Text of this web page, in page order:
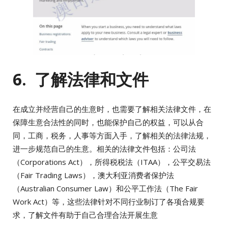
6. 了解法律和文件
在成立并经营自己的生意时，也需要了解相关法律文件，在
保障生意合法性的同时，也能保护自己的权益，可以从合
同，工商，税务，人事等方面入手，了解相关的法律法规，
进一步规范自己的生意。相关的法律文件包括：公司法
（Corporations Act），所得税税法（ITAA），公平交易法
（Fair Trading Laws），澳大利亚消费者保护法
（Australian Consumer Law）和公平工作法（The Fair
Work Act）等，这些法律针对不同行业制订了各项合规要
求，了解文件有助于自己合理合法开展生意